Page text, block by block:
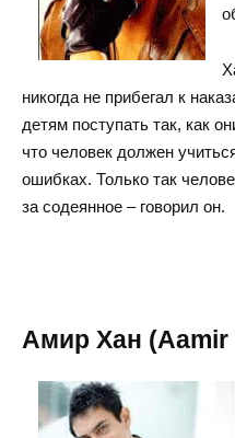
никогда не прибегал к
детям поступать так, как
что человек должен
ошибках. Только так
за содеянное – говорил он.
Амир Хан (Aamir